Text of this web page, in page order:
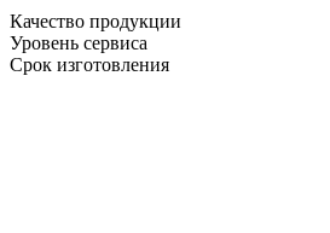
Качество продукции
Уровень сервиса
Срок изготовления